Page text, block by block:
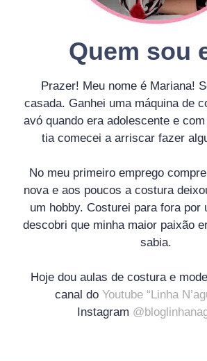
Quem sou
Prazer! Meu nome é Mariana!
casada. Ganhei uma máquina de
avó quando era adolescente e
tia comecei a arriscar fazer
No meu primeiro emprego
nova e aos poucos a costura
um hobby. Costurei para fora por
descobri que minha maior paixão
sabia.
Hoje dou aulas de costura e
canal do Youtube “Linha
Instagram